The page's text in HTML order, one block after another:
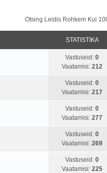
Otsing Leidis Rohkem Kui
STATISTIKA
Vastuseid: 0
Vaatamisi: 212
Vastuseid: 0
Vaatamisi: 217
Vastuseid: 0
Vaatamisi: 277
Vastuseid: 0
Vaatamisi: 269
Vastuseid: 0
Vaatamisi: 225